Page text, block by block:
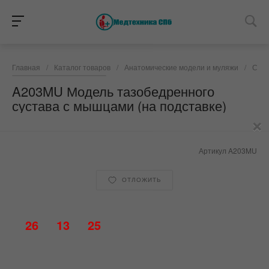
Главная / Каталог товаров / Анатомические модели и муляжи /
A203MU Модель тазобедренного
сустава с мышцами (на подставке)
Артикул A203MU
ОТЛОЖИТЬ
×
26 13 25